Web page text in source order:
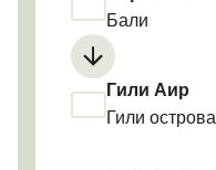
Бали
Гили Аир
Гили острова